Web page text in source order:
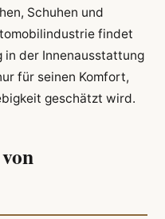
Schuhen und
findet
in der Innenausstattung
für seinen Komfort,
geschätzt wird.